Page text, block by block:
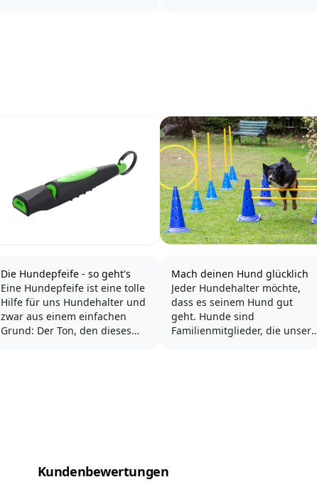
Die Hundepfeife - so geht's
Eine Hundepfeife ist eine tolle
Hilfe für uns Hundehalter und
zwar aus einem einfachen
Grund: Der Ton, den dieses
Mach deinen Hund glücklich
Jeder Hundehalter möchte,
dass es seinem Hund gut
geht. Hunde sind
Familienmitglieder, die unsere
Kundenbewertungen